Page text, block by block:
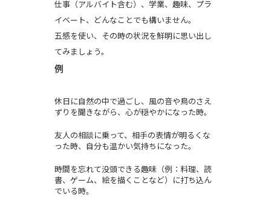
仕事（アルバイト含む）、学業、趣味、プラ
イベート、どんなことでも構いません。
五感を使い、その時の状況を鮮明に思い出し
てみましょう。
例
休日に自然の中で過ごし、風の音や鳥のさえ
ずりを聞きながら、心が穏やかになった時。
友人の相談に乗って、相手の表情が明るくな
った時、自分も温かい気持ちになった。
時間を忘れて没頭できる趣味（例：料理、読
書、ゲーム、絵を描くことなど）に打ち込ん
でいる時。